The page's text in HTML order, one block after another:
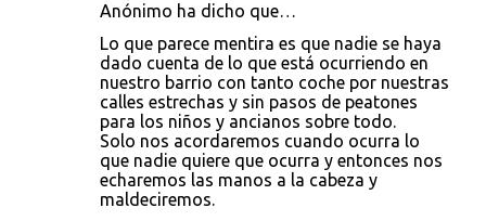
Anónimo ha dicho que…
Lo que parece mentira es que nadie se haya
dado cuenta de lo que está ocurriendo en
nuestro barrio con tanto coche por nuestras
calles estrechas y sin pasos de peatones
para los niños y ancianos sobre todo.
Solo nos acordaremos cuando ocurra lo
que nadie quiere que ocurra y entonces nos
echaremos las manos a la cabeza y
maldeciremos.